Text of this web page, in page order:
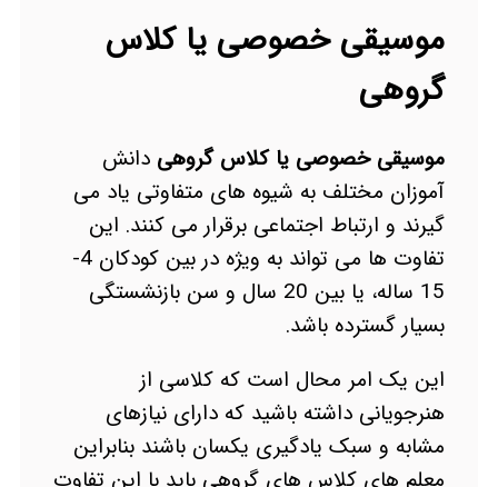
موسیقی خصوصی یا کلاس
گروهی
موسیقی خصوصی یا کلاس گروهی دانش
آموزان مختلف به شیوه های متفاوتی یاد می
گیرند و ارتباط اجتماعی برقرار می کنند. این
تفاوت ها می تواند به ویژه در بین کودکان 4-
15 ساله، یا بین 20 سال و سن بازنشستگی
بسیار گسترده باشد.
این یک امر محال است که کلاسی از
هنرجویانی داشته باشید که دارای نیازهای
مشابه و سبک یادگیری یکسان باشند بنابراین
معلم های کلاس های گروهی باید با این تفاوت